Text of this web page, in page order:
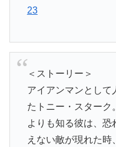
23
＜ストーリー＞
アイアンマンとして
たトニー・スターク
よりも知る彼は、恐
えない敵が現れた